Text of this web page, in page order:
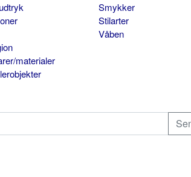
materialer
Smykker
Stilarter
Våben